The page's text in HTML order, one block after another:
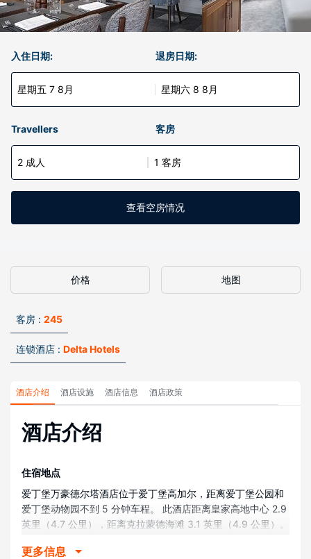
入住日期:
星期五 7 8月
退房日期:
星期六 8 8月
Travellers 客房
2 成人 1 客房
查看空房情况
价格 地图
客房 : 245
连锁酒店 : Delta Hotels
酒店介绍 酒店设施 酒店信息 酒店政策
酒店介绍
住宿地点
爱丁堡万豪德尔塔酒店位于爱丁堡高加尔，距离爱丁堡公园和
爱丁堡动物园不到 5 分钟车程。 此酒店距离皇家高地中心 2.9
英里（4.7 公里），距离克拉蒙德海滩 3.1 英里（4.9 公里）。
客房
更多信息